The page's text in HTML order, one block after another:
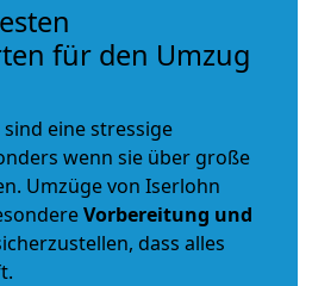
für den Umzug
eine stressige
wenn sie über große
Umzüge von Iserlohn
Vorbereitung und
dass alles